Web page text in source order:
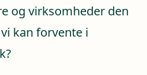
og virksomheder den
kan forvente i